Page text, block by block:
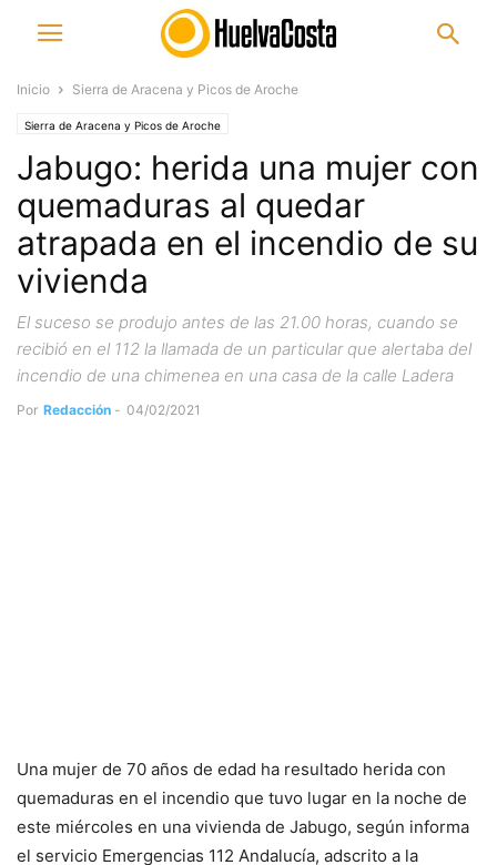
Inicio Sierra de Aracena y Picos de Aroche
Sierra de Aracena y Picos de Aroche
Jabugo: herida una mujer con
quemaduras al quedar
atrapada en el incendio de su
vivienda
El suceso se produjo antes de las 21.00 horas, cuando se
recibió en el 112 la llamada de un particular que alertaba del
incendio de una chimenea en una casa de la calle Ladera
Por Redacción - 04/02/2021
Una mujer de 70 años de edad ha resultado herida con
quemaduras en el incendio que tuvo lugar en la noche de
este miércoles en una vivienda de Jabugo, según informa
el servicio Emergencias 112 Andalucía, adscrito a la